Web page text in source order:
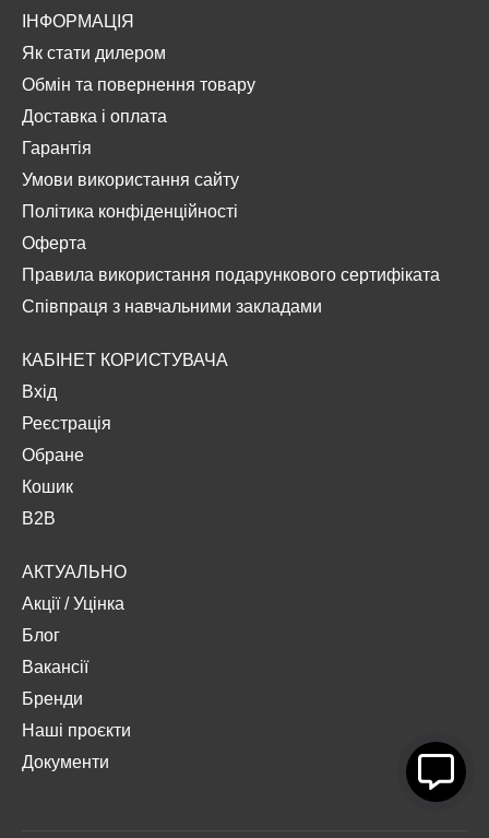
ІНФОРМАЦІЯ
Як стати дилером
Обмін та повернення товару
Доставка і оплата
Гарантія
Умови використання сайту
Політика конфіденційності
Оферта
Правила використання подарункового сертифіката
Співпраця з навчальними закладами
КАБІНЕТ КОРИСТУВАЧА
Вхід
Реєстрація
Обране
Кошик
B2B
АКТУАЛЬНО
Акції/Уцінка
Блог
Вакансії
Бренди
Наші проєкти
Документи